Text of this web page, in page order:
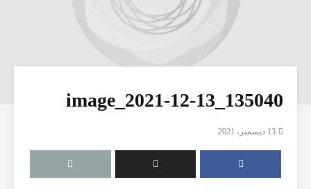
image_2021-12-13_135040
13 ديسمبر، 2021